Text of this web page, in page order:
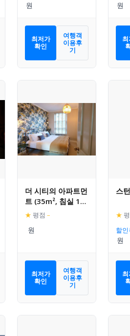
최저가
확인
여행객
이용후
기
더 시티의 아파트먼
트 (35m², 침실 1
개, 프라이빗 욕실 1
개)
★ 평점 –
최저가
확인
여행객
이용후
기
스
★
할